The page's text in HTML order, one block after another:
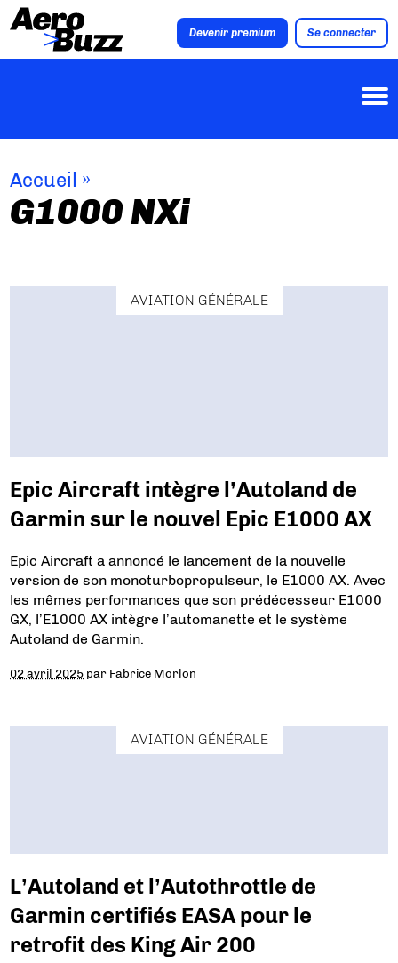
Devenir premium Se connecter
Accueil »
G1000 NXi
AVIATION GÉNÉRALE
Epic Aircraft intègre l’Autoland de
Garmin sur le nouvel Epic E1000 AX
Epic Aircraft a annoncé le lancement de la nouvelle
version de son monoturbopropulseur, le E1000 AX. Avec
les mêmes performances que son prédécesseur E1000
GX, l’E1000 AX intègre l’automanette et le système
Autoland de Garmin.
02 avril 2025 par Fabrice Morlon
AVIATION GÉNÉRALE
L’Autoland et l’Autothrottle de
Garmin certifiés EASA pour le
retrofit des King Air 200